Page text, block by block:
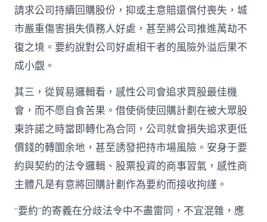
請求公司持續回購股份，抑或主意賠還償付喪失，城
市嚴重傷害損失債務人好處，甚至將公司推進萬劫不
復之境。要約說對公司好處相干者的風險外溢后果不
成小覷。
其三，從貿易邏輯看，感性公司會追求買股最佳機
會，而不愿自食苦果。借使倘使回購計劃在被大眾股
東許諾之時當即轉化為合同，公司就會損失追求更低
價錢的轉圜余地，甚至誘發把持市場風險。安身于要
約與契約的法令邏輯、股票投資的商事習氣，感性商
主體凡是有意將回購計劃作為要約而接收拘謹。
“要約”的寄義在分歧法令中不盡雷同，不宜混雜，應